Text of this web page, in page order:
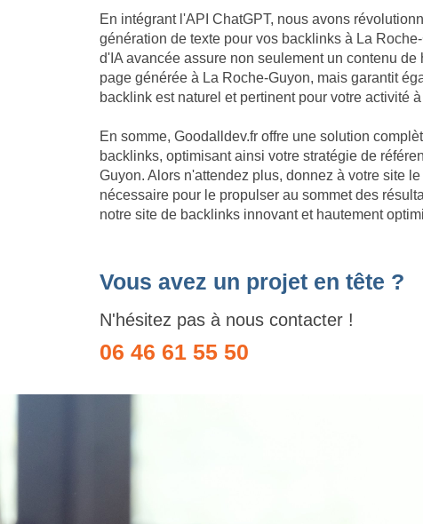
En intégrant l'API ChatGPT, nous avons
génération de texte pour vos backlinks à La
d'IA avancée assure non seulement un contenu
page générée à La Roche-Guyon, mais garantit
backlink est naturel et pertinent pour votre activité
En somme, Goodalldev.fr offre une solution
backlinks, optimisant ainsi votre stratégie de
Guyon. Alors n'attendez plus, donnez à votre site
nécessaire pour le propulser au sommet des
notre site de backlinks innovant et hautement
Vous avez un projet en tête ?
N'hésitez pas à nous contacter !
06 46 61 55 50